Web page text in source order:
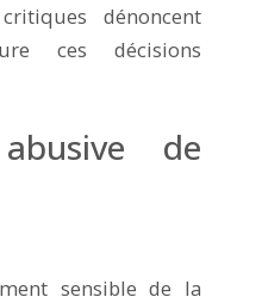
dénoncent
ces décisions
de
sensible de la